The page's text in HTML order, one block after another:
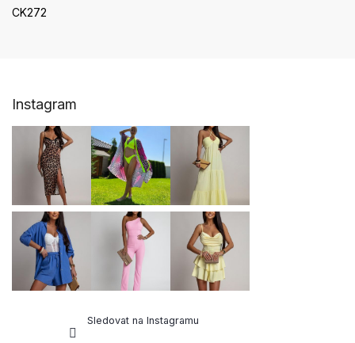
CK272
Instagram
Sledovat na Instagramu